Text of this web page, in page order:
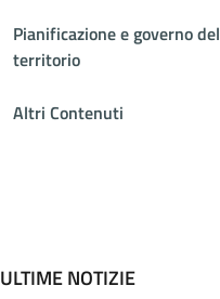
Pianificazione e governo del
territorio
Altri Contenuti
ULTIME NOTIZIE